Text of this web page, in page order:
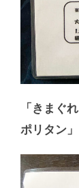
「きまぐ
ポリタン」